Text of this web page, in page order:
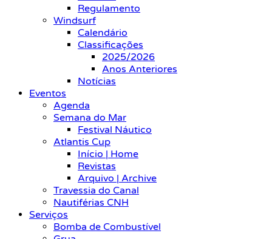
Regulamento
Windsurf
Calendário
Classificações
2025/2026
Anos Anteriores
Notícias
Eventos
Agenda
Semana do Mar
Festival Náutico
Atlantis Cup
Início | Home
Revistas
Arquivo | Archive
Travessia do Canal
Nautiférias CNH
Serviços
Bomba de Combustível